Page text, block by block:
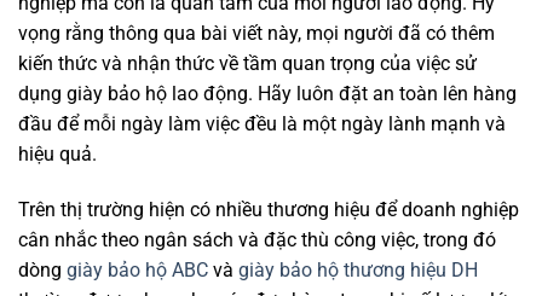
vọng rằng thông qua bài viết này, mọi người đã có thêm
kiến thức và nhận thức về tầm quan trọng của việc sử
dụng giày bảo hộ lao động. Hãy luôn đặt an toàn lên hàng
đầu để mỗi ngày làm việc đều là một ngày lành mạnh và
hiệu quả.
Trên thị trường hiện có nhiều thương hiệu để doanh nghiệp
cân nhắc theo ngân sách và đặc thù công việc, trong đó
dòng giày bảo hộ ABC và giày bảo hộ thương hiệu DH